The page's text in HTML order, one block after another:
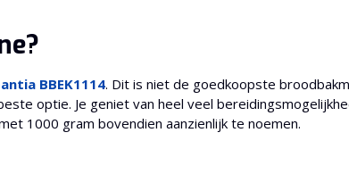
BBEK1114. Dit is niet de goedkoopste
optie. Je geniet van heel veel
1000 gram bovendien aanzienlijk te noemen.